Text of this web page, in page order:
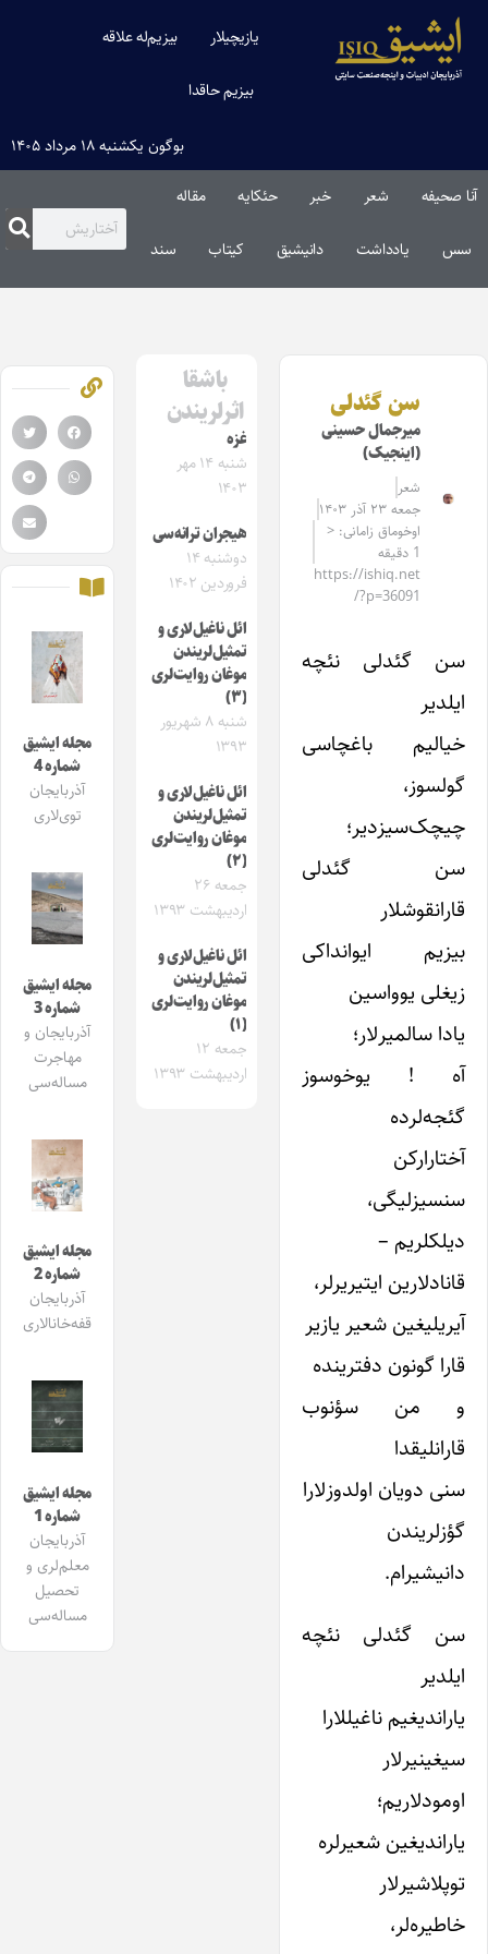
یازیچیلار بیزیم‌له علاقه
بیزیم حاقدا
بوگون یکشنبه ۱۸ مرداد ۱۴۰۵
آنا صحیفه شعر خبر حئکایه مقاله‌
سس یادداشت دانیشیق کیتاب سند
سن گئدلی
میرجمال حسینی
(اینجیک)
شعر
جمعه ۲۳ آذر ۱۴۰۳
اوخوماق زامانی: <
1 دقیقه
https://ishiq.net
/?p=36091
سن گئدلی نئچه
ایلدیر
خیالیم باغچاسی
گولسوز،
چیچک‌سیزدیر؛
سن گئدلی
قارانقوشلار
بیزیم ایوانداکی
زیغلی یوواسین
یادا سالمیرلار؛
آه ! یوخوسوز
گئجه‌لرده
آختارارکن
سنسیزلیگی،
دیلکلریم –
قانادلارین ایتیریرلر،
آیریلیغین شعیر یازیر
قارا گونون دفترینده
و من سؤنوب
قارانلیقدا
سنی دویان اولدوزلارا
گؤزلریندن
دانیشیرام.
سن گئدلی نئچه
ایلدیر
یاراندیغیم ناغیللارا
سیغینیرلار
اومودلاریم؛
یاراندیغین شعیرلره
توپلاشیرلار
خاطیره‌لر،
باشقا
اثرلریندن
غزه
شنبه ۱۴ مهر
۱۴۰۳
هیجران ترانه‌سی
دوشنبه ۱۴
فروردین ۱۴۰۲
ائل ناغیل‌لاری و
تمثیل‌لریندن
موغان روایت‌لری
(۳)
شنبه ۸ شهریور
۱۳۹۳
ائل ناغیل‌لاری و
تمثیل‌لریندن
موغان روایت‌لری
(۲)
جمعه ۲۶
اردیبهشت ۱۳۹۳
ائل ناغیل‌لاری و
تمثیل‌لریندن
موغان روایت‌لری
(۱)
جمعه ۱۲
اردیبهشت ۱۳۹۳
مجله ایشیق
شماره 4
آذربایجان
توی‌لاری
مجله ایشیق
شماره 3
آذربایجان و
مهاجرت
مساله‌سی
مجله ایشیق
شماره 2
آذربایجان
قفه‌خانالاری
مجله ایشیق
شماره 1
آذربایجان
معلم‌لری و
تحصیل
مساله‌سی